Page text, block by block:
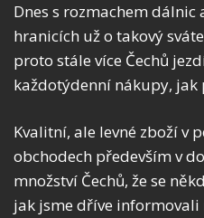
Dnes s rozmachem
hranicích už o takový
proto stále více Čechů
každotýdenní nákupy,
Kvalitní, ale levné zboží v
obchodech především v
množství Čechů, že se
jak jsme dříve